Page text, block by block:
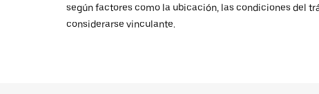
según factores como la ubicación, las condiciones del
considerarse vinculante.